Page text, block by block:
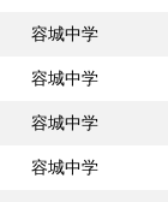
容城中学
容城中学
容城中学
容城中学